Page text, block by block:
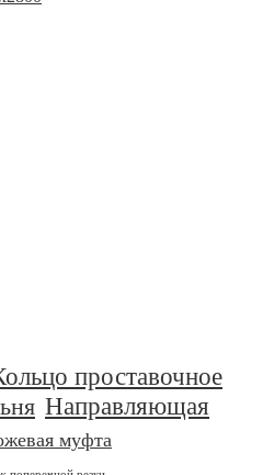
проставочное
Направляющая
муфта